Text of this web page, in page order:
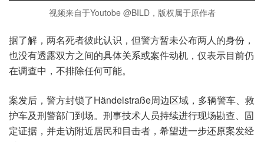
视频来自于Youtobe @BILD，版权属于原作者
据了解，两名死者彼此认识，但警方暂未公布两人的身份，
也没有透露双方之间的具体关系或案件动机，仅表示目前仍
在调查中，不排除任何可能。
案发后，警方封锁了Händelstraße周边区域，多辆警车、救
护车及刑警部门到场。刑事技术人员持续进行现场勘查、固
定证据，并走访附近居民和目击者，希望进一步还原案发经